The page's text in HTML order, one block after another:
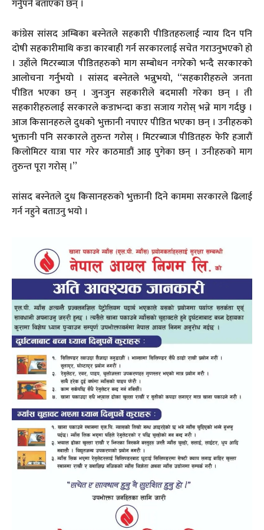
गर्नुपर्ने बताएका छन् ।
कांग्रेस सांसद अम्बिका बस्नेतले सहकारी पीडितहरुलाई न्याय दिन पनि
दोषी सहकारीमाथि कडा कारबाही गर्न सरकारलाई सचेत गराउनुभएको हो
। उहाँले मिटरब्याज पीडितहरुको माग सम्बोधन नगरेको भन्दै सरकारको
आलोचना गर्नुभयो । सांसद बस्नेतले भन्नुभयो, ‘‘सहकारीहरुले जनता
पीडित भएका छन् । जुनजुन सहकारीले बदमासी गरेका छन् । ती
सहकारीहरुलाई सरकारले कडाभन्दा कडा सजाय गरोस् भन्ने माग गर्दछु ।
आज किसानहरुले दुधको भुक्तानी नपाएर पीडित भएका छन् । उनीहरुको
भुक्तानी पनि सरकारले तुरुन्त गरोस् । मिटरब्याज पीडितहरु फेरि हजारौं
किलोमिटर यात्रा पार गरेर काठमाडौं आइ पुगेका छन् । उनीहरुको माग
तुरुन्त पूरा गरोस् ।’’
सांसद बस्नेतले दुध किसानहरुको भुक्तानी दिने काममा सरकारले ढिलाई
गर्न नहुने बताउनु भयो ।